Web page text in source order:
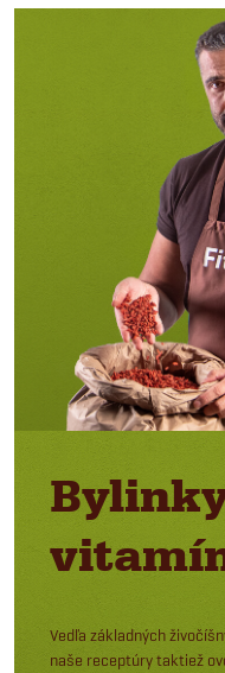
Vedľa základných
naše receptúry taktiež